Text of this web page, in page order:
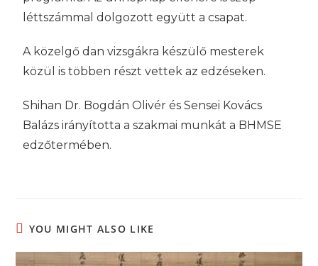
léttszámmal dolgozott együtt a csapat.
A közelgő dan vizsgákra készülő mesterek
közül is többen részt vettek az edzéseken.
Shihan Dr. Bogdán Olivér és Sensei Kovács
Balázs irányította a szakmai munkát a BHMSE
edzőtermében.
YOU MIGHT ALSO LIKE